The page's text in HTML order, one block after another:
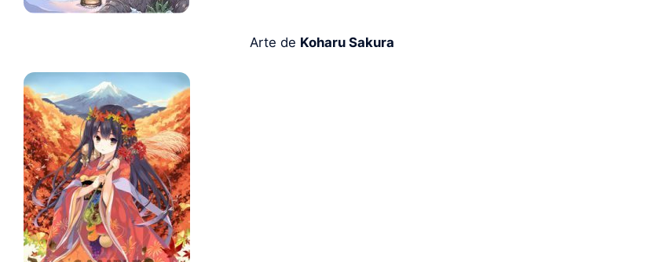
Arte de Koharu Sakura